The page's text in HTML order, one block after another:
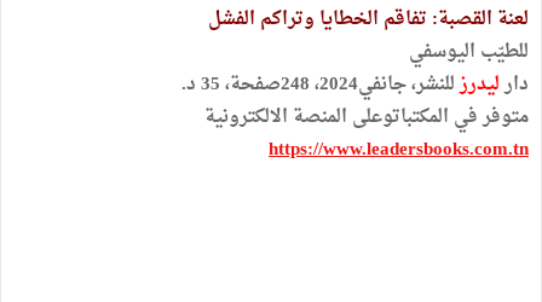
لعنة القصبة: تفاقم الخطايا وتراكم الفشل
للطيّب اليوسفي
دارليدرزللنشر، جانفي2024، 248صفحة، 35 د.
متوفر في المكتباتوعلى المنصة الالكترونية
https://www.leadersbooks.com.tn